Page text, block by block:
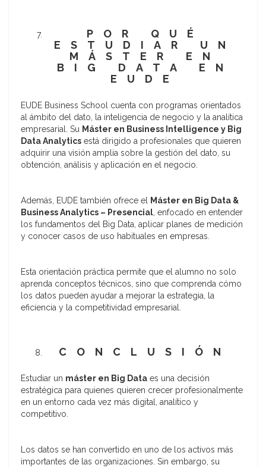
POR QUÉ
ESTUDIAR UN
MÁSTER EN
BIG DATA EN
EUDE
EUDE Business School cuenta con programas orientados
al ámbito del dato, la inteligencia de negocio y la analítica
empresarial. Su Máster en Business Intelligence y Big
Data Analytics está dirigido a profesionales que quieren
adquirir una visión amplia sobre la gestión del dato, su
obtención, análisis y aplicación en el negocio.
Además, EUDE también ofrece el Máster en Big Data &
Business Analytics – Presencial, enfocado en entender
los fundamentos del Big Data, aplicar planes de medición
y conocer casos de uso habituales en empresas.
Esta orientación práctica permite que el alumno no solo
aprenda conceptos técnicos, sino que comprenda cómo
los datos pueden ayudar a mejorar la estrategia, la
eficiencia y la competitividad empresarial.
CONCLUSIÓN
Estudiar un máster en Big Data es una decisión
estratégica para quienes quieren crecer profesionalmente
en un entorno cada vez más digital, analítico y
competitivo.
Los datos se han convertido en uno de los activos más
importantes de las organizaciones. Sin embargo, su